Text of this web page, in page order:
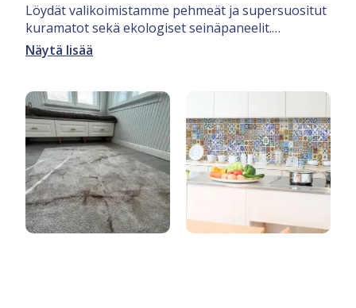
Löydät valikoimistamme pehmeät ja supersuositut
kuramatot sekä ekologiset seinäpaneelit.
Tarjoamme myös laajan valikoiman
tapetointitarvikkeita, kuten Pride-liimat ja -liisterit
valikoimistamme tyylikkäät sisustus- ja
keittiövälitilatarrat ratkaisut.
Näytä lisää